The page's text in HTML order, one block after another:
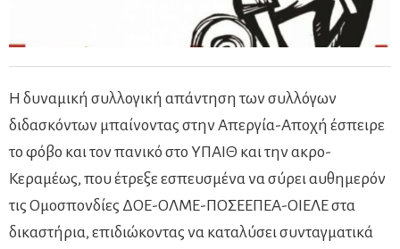
Η δυναμική συλλογική απάντηση των συλλόγων
διδασκόντων μπαίνοντας στην Απεργία-Αποχή έσπειρε
το φόβο και τον πανικό στο ΥΠΑΙΘ και την ακρο-
Κεραμέως, που έτρεξε εσπευσμένα να σύρει αυθημερόν
τις Ομοσπονδίες ΔΟΕ-ΟΛΜΕ-ΠΟΣΕΕΠΕΑ-ΟΙΕΛΕ στα
δικαστήρια, επιδιώκοντας να καταλύσει συνταγματικά